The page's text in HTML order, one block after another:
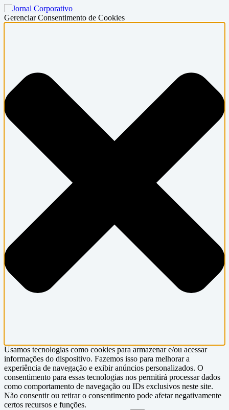
Gerenciar Consentimento de Cookies
Usamos tecnologias como cookies para armazenar e/ou acessar
informações do dispositivo. Fazemos isso para melhorar a
experiência de navegação e exibir anúncios personalizados. O
consentimento para essas tecnologias nos permitirá processar dados
como comportamento de navegação ou IDs exclusivos neste site.
Não consentir ou retirar o consentimento pode afetar negativamente
certos recursos e funções.